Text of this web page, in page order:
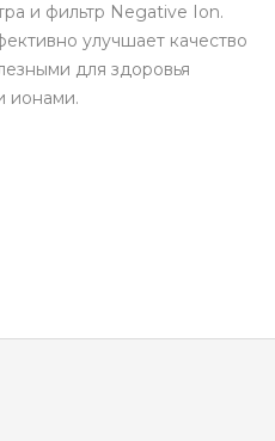
и фильтр Negative Ion.
улучшает качество
для здоровья
ионами.